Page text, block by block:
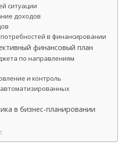
ситуации
доходов
в финансировании
финансовый план
по направлениям
и контроль
в бизнес-планировании